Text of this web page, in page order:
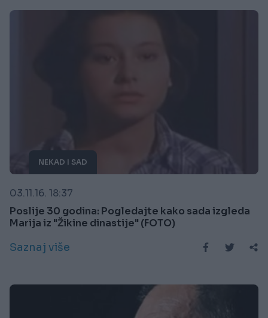
NEKAD I SAD
03.11.16. 18:37
Poslije 30 godina: Pogledajte kako sada izgleda
Marija iz "Žikine dinastije" (FOTO)
Saznaj više